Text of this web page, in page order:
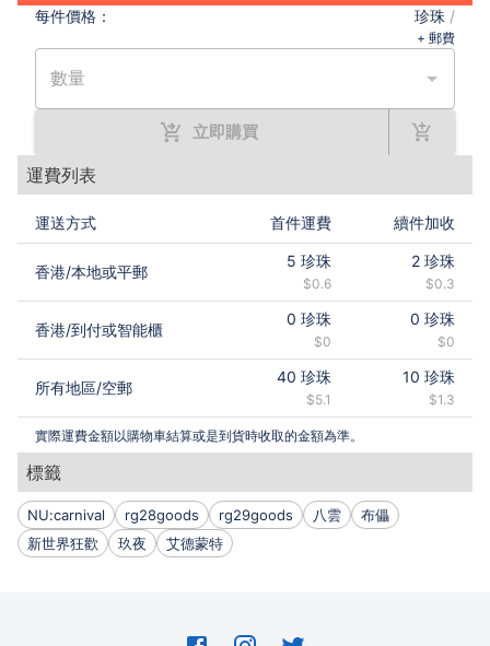
每件價格： 珍珠 /
+ 郵費
數量
立即購買
運費列表
運送方式 首件運費 續件加收
香港/本地或平郵
5 珍珠
$0.6
2 珍珠
$0.3
香港/到付或智能櫃
0 珍珠
$0
0 珍珠
$0
所有地區/空郵
40 珍珠
$5.1
10 珍珠
$1.3
實際運費金額以購物車結算或是到貨時收取的金額為準。
標籤
NU:carnival rg28goods rg29goods 八雲
布儡
新世界狂歡
玖夜 艾德蒙特